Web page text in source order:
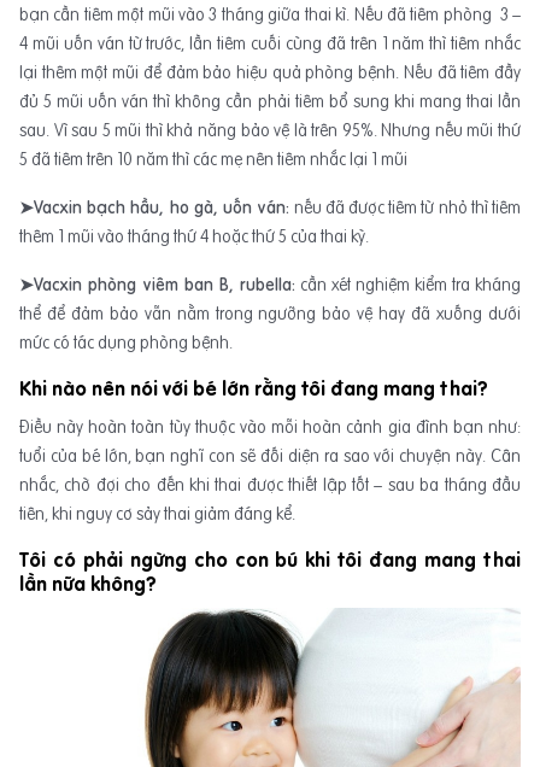
bạn cần tiêm một mũi vào 3 tháng giữa thai kì. Nếu đã tiêm phòng 3 –
4 mũi uốn ván từ trước, lần tiêm cuối cùng đã trên 1 năm thì tiêm nhắc
lại thêm một mũi để đảm bảo hiệu quả phòng bệnh. Nếu đã tiêm đầy
đủ 5 mũi uốn ván thì không cần phải tiêm bổ sung khi mang thai lần
sau. Vì sau 5 mũi thì khả năng bảo vệ là trên 95%. Nhưng nếu mũi thứ
5 đã tiêm trên 10 năm thì các mẹ nên tiêm nhắc lại 1 mũi
➤Vacxin bạch hầu, ho gà, uốn ván: nếu đã được tiêm từ nhỏ thì tiêm
thêm 1 mũi vào tháng thứ 4 hoặc thứ 5 của thai kỳ.
➤Vacxin phòng viêm ban B, rubella: cần xét nghiệm kiểm tra kháng
thể để đảm bảo vẫn nằm trong ngưỡng bảo vệ hay đã xuống dưới
mức có tác dụng phòng bệnh.
Khi nào nên nói với bé lớn rằng tôi đang mang thai?
Điều này hoàn toàn tùy thuộc vào mỗi hoàn cảnh gia đình bạn như:
tuổi của bé lớn, bạn nghĩ con sẽ đối diện ra sao với chuyện này. Cân
nhắc, chờ đợi cho đến khi thai được thiết lập tốt – sau ba tháng đầu
tiên, khi nguy cơ sảy thai giảm đáng kể.
Tôi có phải ngừng cho con bú khi tôi đang mang thai
lần nữa không?